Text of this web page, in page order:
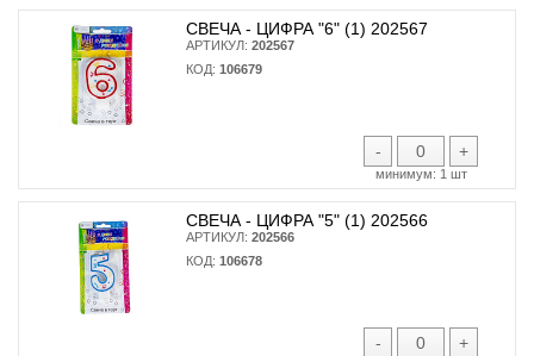
СВЕЧА - ЦИФРА "6" (1) 202567
АРТИКУЛ: 202567
КОД: 106679
- +
минимум: 1 шт
СВЕЧА - ЦИФРА "5" (1) 202566
АРТИКУЛ: 202566
КОД: 106678
- +